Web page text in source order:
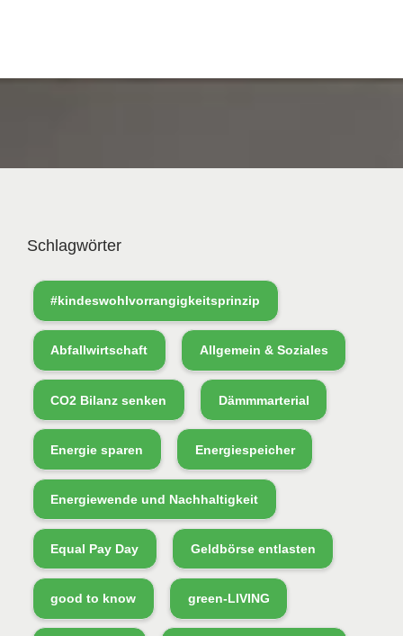
Schlagwörter
#kindeswohlvorrangigkeitsprinzip
Abfallwirtschaft Allgemein & Soziales
CO2 Bilanz senken Dämmmarterial
Energie sparen Energiespeicher
Energiewende und Nachhaltigkeit
Equal Pay Day Geldbörse entlasten
good to know green-LIVING